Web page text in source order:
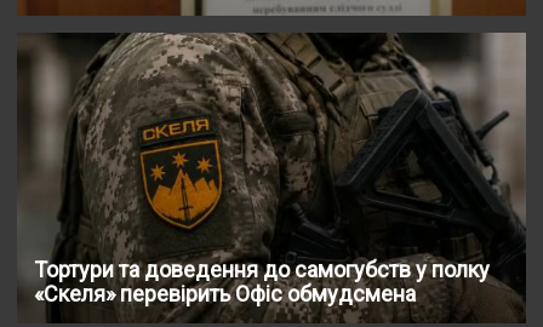
Тортури та доведення до самогубств у полку
«Скеля» перевірить Офіс обмудсмена